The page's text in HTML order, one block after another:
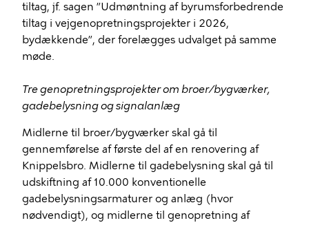
tiltag, jf. sagen ”Udmøntning af byrumsforbedrende
tiltag i vejgenopretningsprojekter i 2026,
bydækkende”, der forelægges udvalget på samme
møde.
Tre genopretningsprojekter om broer/bygværker,
gadebelysning og signalanlæg
Midlerne til broer/bygværker skal gå til
gennemførelse af første del af en renovering af
Knippelsbro. Midlerne til gadebelysning skal gå til
udskiftning af 10.000 konventionelle
gadebelysningsarmaturer og anlæg (hvor
nødvendigt), og midlerne til genopretning af